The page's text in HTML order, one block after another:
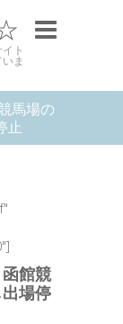
ト
ま
馬場の
止
館競
場停